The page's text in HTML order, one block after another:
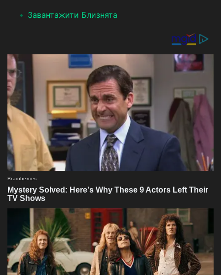
Завантажити Близнята